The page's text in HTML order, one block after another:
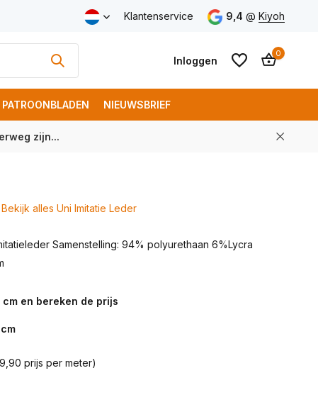
Klantenservice 9,4 @ Kiyoh
Inloggen
0
PATROONBLADEN NIEUWSBRIEF
zijn...
Bekijk alles Uni Imitatie Leder
Samenstelling: 94% polyurethaan 6%Lycra
en bereken de prijs
cm
prijs per meter)